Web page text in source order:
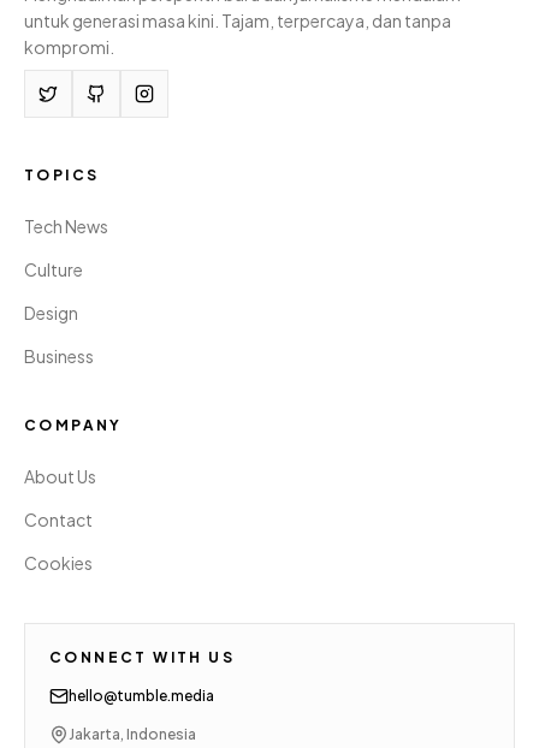
untuk generasi masa kini. Tajam, terpercaya, dan tanpa
kompromi.
TOPICS
Tech News
Culture
Design
Business
COMPANY
About Us
Contact
Cookies
CONNECT WITH US
hello@tumble.media
Jakarta, Indonesia